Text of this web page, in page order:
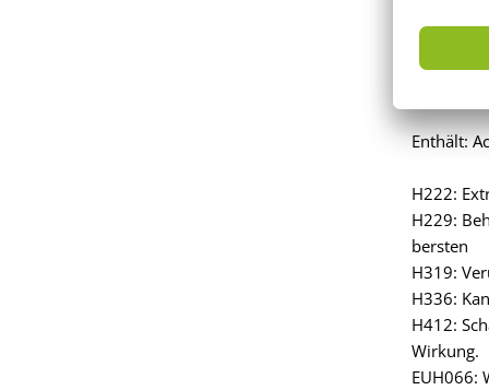
Enthält:
H222:
H229:
bersten
H319:
H336:
H412:
Wirkung.
EUH066: